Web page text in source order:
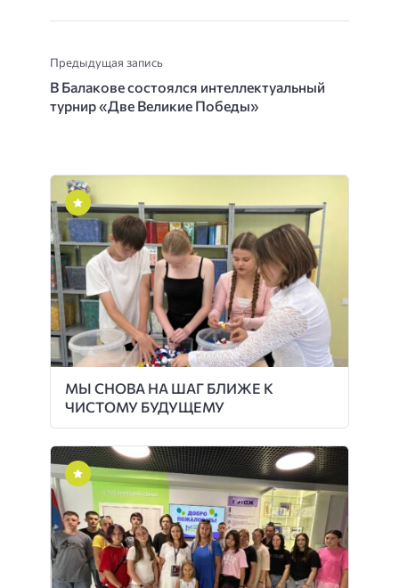
Предыдущая запись
В Балакове состоялся интеллектуальный
турнир «Две Великие Победы»
МЫ СНОВА НА ШАГ БЛИЖЕ К
ЧИСТОМУ БУДУЩЕМУ